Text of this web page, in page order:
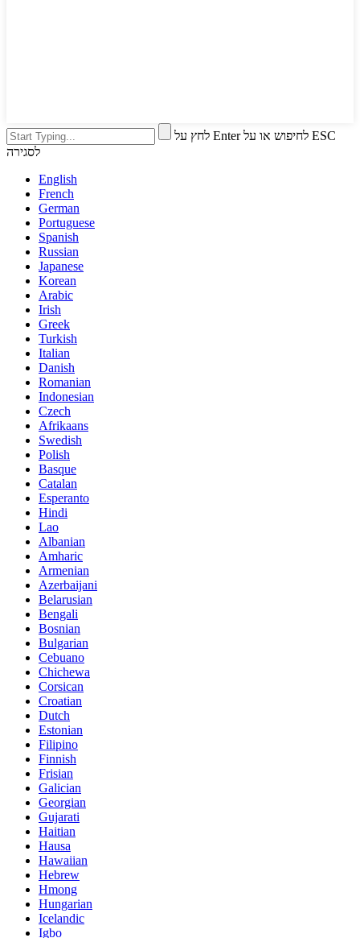
לחץ על Enter לחיפוש או על ESC
לסגירה
English
French
German
Portuguese
Spanish
Russian
Japanese
Korean
Arabic
Irish
Greek
Turkish
Italian
Danish
Romanian
Indonesian
Czech
Afrikaans
Swedish
Polish
Basque
Catalan
Esperanto
Hindi
Lao
Albanian
Amharic
Armenian
Azerbaijani
Belarusian
Bengali
Bosnian
Bulgarian
Cebuano
Chichewa
Corsican
Croatian
Dutch
Estonian
Filipino
Finnish
Frisian
Galician
Georgian
Gujarati
Haitian
Hausa
Hawaiian
Hebrew
Hmong
Hungarian
Icelandic
Igbo